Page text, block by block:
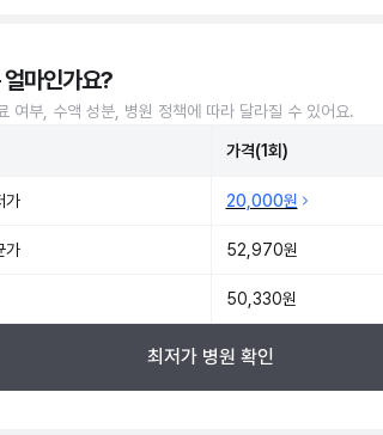
마인가요?
여부, 수액 성분, 병원 정책에 따라 달라질 수 있어요.
가격(1회)
가 20,000원
가 52,970원
50,330원
최저가 병원 확인